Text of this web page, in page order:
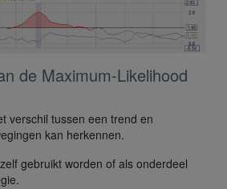
de Maximum-Likelihood
verschil tussen een trend en
kan herkennen.
gebruikt worden of als onderdeel